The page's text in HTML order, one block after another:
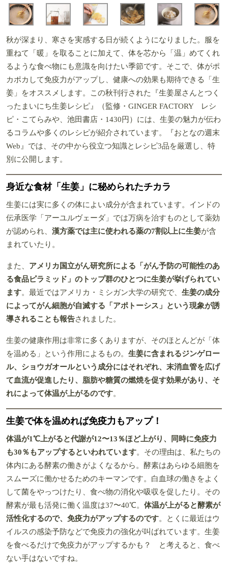
秋が深まり、寒さを実感する日が続くようになりました。服を
重ねて「暖」を取ることに加えて、体を芯から「温」めてくれ
るような食べ物にも意識を向けたい季節です。そこで、体がポ
カポカして免疫力がアップし、健康への効果も期待できる「生
姜」をオススメします。この秋刊行された『生姜屋さんとつく
ったまいにち生姜レシピ』（監修・GINGER FACTORY レシ
ピ・こてらみや、池田書店・1430円）には、生姜の魅力が伝わ
るコラムや多くのレシピが紹介されています。『おとなの週末
Web』では、その中から役立つ知識とレシピ3品を厳選し、特
別に公開します。
身近な食材「生姜」に秘められたチカラ
生姜には実に多くの体によい成分が含まれています。インドの
伝承医学「アーユルヴェーダ」では万病を治すものとして薬効
が認められ、 漢方薬では主に使われる薬の7割以上に生姜が含
まれていたり。
また、 アメリカ国立がん研究所による「がん予防の可能性のあ
る食品ピラミッド」のトップ群のひとつに生姜が挙げられてい
ます。最近ではアメリカ・ミシガン大学の研究で、 生姜の成分
によってがん細胞が自滅する「アポトーシス」という現象が誘
導されることも報告されました。
生姜の健康作用は非常に多くありますが、そのほとんどが「体
を温める」という作用によるもの。 生姜に含まれるジンゲロー
ル、ショウガオールという成分にはそれぞれ、末消血管を広げ
て血流が促進したり、脂肪や糖質の燃焼を促す効果があり、そ
れによって体温が上がるのです。
生姜で体を温めれば免疫力もアップ！
体温が1℃上がると代謝が12〜13％ほど上がり、同時に免疫力
も30％もアップするといわれています。その理由は、私たちの
体内にある酵素の働きがよくなるから。酵素はあらゆる細胞を
スムーズに働かせるためのキーマンです。白血球の働きをよく
して菌をやっつけたり、食べ物の消化や吸収を促したり。その
酵素が最も活発に働く温度は37〜40℃。 体温が上がると酵素が
活性化するので、免疫力がアップするのです。とくに最近はウ
イルスの感染予防などで免疫力の強化が叫ばれています。生姜
を食べるだけで免疫力がアップするかも？ と考えると、食べ
ない手はないですね。